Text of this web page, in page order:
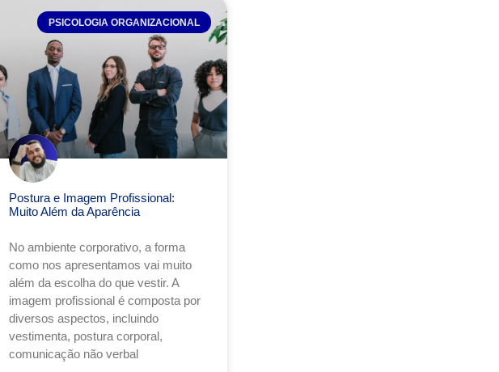
PSICOLOGIA ORGANIZACIONAL
Postura e Imagem Profissional:
Muito Além da Aparência
No ambiente corporativo, a forma
como nos apresentamos vai muito
além da escolha do que vestir. A
imagem profissional é composta por
diversos aspectos, incluindo
vestimenta, postura corporal,
comunicação não verbal